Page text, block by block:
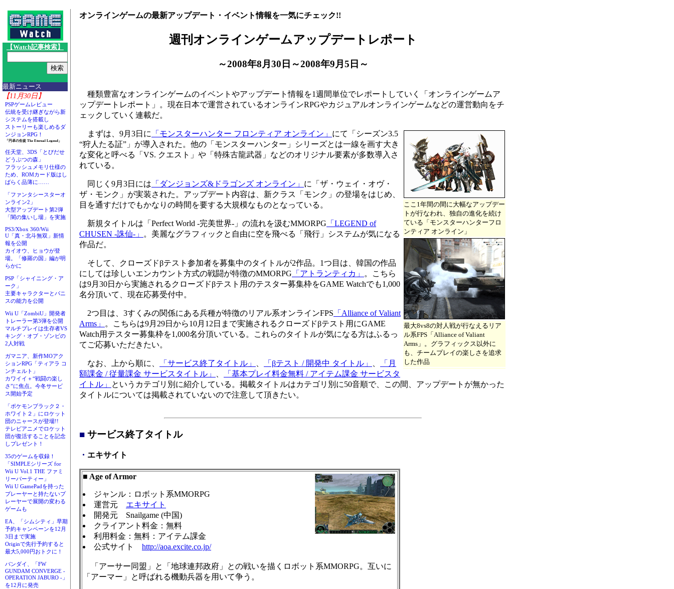
【Watch記事検索】
最新ニュース
【11月30日】
PSPゲームレビュー
伝統を受け継ぎながら新
システムを搭載し
ストーリーも楽しめるダ
ンジョンRPG！
「円卓の生徒 The Eternal Legend」
任天堂、3DS「とびだせ
どうぶつの森」
フラッシュメモリ仕様の
ため、ROMカード版はし
ばらく品薄に……
「ファンタシースターオ
ンライン2」
大型アップデート第2弾
「闇の集いし場」を実施
PS3/Xbox 360/Wii
U「真・北斗無双」新情
報を公開
カイオウ、ヒョウが登
場。「修羅の国」編が明
らかに
PSP「シャイニング・ア
ーク」
主要キャラクターとパニ
スの能力を公開
Wii U「ZombiU」開発者
トレーラー第3弾を公開
マルチプレイは生存者VS
キング・オブ・ゾンビの
2人対戦
ガマニア、新作MOアク
ションRPG「ティアラ コ
ンチェルト」
カワイイ＋“戦闘の楽し
さ”に焦点。今冬サービ
ス開始予定
「ポケモンブラック２・
ホワイト２」にロケット
団のニャースが登場!!
テレビアニメでロケット
団が復活することを記念
しプレゼント！
35のゲームを収録！
「SIMPLEシリーズ for
Wii U Vol.1 THE ファミ
リーパーティー」
Wii U GamePadを持った
プレーヤーと持たないプ
レーヤーで展開の変わる
ゲームも
EA、「シムシティ」早期
予約キャンペーンを12月
3日まで実施
Originで先行予約すると
最大5,000円おトクに！
バンダイ、「FW
GUNDAM CONVERGE -
OPERATION JABURO -」
を12月に発売
オンラインゲームの最新アップデート・イベント情報を一気にチェック!!
週刊オンラインゲームアップデートレポート
～2008年8月30日～2008年9月5日～
種類豊富なオンラインゲームのイベントやアップデート情報を1週間単位でレポートしていく「オンラインゲームア
ップデートレポート」。現在日本で運営されているオンラインRPGやカジュアルオンラインゲームなどの運営動向をチ
ェックしていく連載だ。
ここ1年間の間に大幅なアップデー
トが行なわれ、独自の進化を続け
ている「モンスターハンターフロ
ンティア オンライン」
最大8vs8の対人戦が行なえるリア
ル系FPS「Alliance of Valiant
Arms」。グラフィックス以外に
も、チームプレイの楽しさを追求
した作品
まずは、9月3日に 「モンスターハンター フロンティア オンライン」 にて「シーズン3.5
“狩人たる証”」が導入された。他の「モンスターハンター」シリーズとは一線を画す大き
な変化と呼べる「VS. クエスト」や「特殊古龍武器」などのオリジナル要素が多数導入さ
れている。
同じく9月3日には 「ダンジョンズ&ドラゴンズ オンライン」 に「ザ・ウェイ・オヴ・
ザ・モンク」が実装された。アップデート内容は、新クラス「モンク」の登場をはじめ、
目を通すだけでもかなりの時間を要する大規模なものとなっている。
新規タイトルは「Perfect World -完美世界-」の流れを汲むMMORPG 「LEGEND of
CHUSEN -誅仙-」
。美麗なグラフィックと自由に空を飛べる「飛行」システムが気になる
作品だ。
そして、クローズドβテスト参加者を募集中のタイトルが2作品。1つ目は、韓国の作品
にしては珍しいエンカウント方式の戦闘が特徴のMMORPG 「アトランティカ」
。こちら
は9月30日から実施されるクローズドβテスト用のテスター募集枠をGAME Watchでも1,000
名分頂いて、現在応募受付中。
2つ目は、3すくみの関係にある兵種が特徴のリアル系オンラインFPS 「Alliance of Valiant
Arms」
。こちらは9月29日から10月12日まで実施されるクローズドβテスト用にGAME
Watch用テスター募集枠を1,000名分頂いている。これらのタイトルが気になる方はふるっ
てご応募いただきたい。
なお、上から順に、 「サービス終了タイトル」 「βテスト / 開発中 タイトル」
「月
額課金 / 従量課金 サービスタイトル」
「基本プレイ料金無料 / アイテム課金 サービスタ
イトル」
というカテゴリ別に紹介している。掲載タイトルはカテゴリ別に50音順で、この間、アップデートが無かった
タイトルについては掲載されていないので注意して頂きたい。
■ サービス終了タイトル
・ エキサイト
■ Age of Armor
ジャンル：ロボット系MMORPG
運営元 エキサイト
開発元 Snailgame (中国)
クライアント料金：無料
利用料金：無料：アイテム課金
公式サイト http://aoa.excite.co.jp/
「アーサー同盟」と「地球連邦政府」との戦いを描くロボット系MMORPG。互いに
「アーマー」と呼ばれる機動兵器を用いて争う。